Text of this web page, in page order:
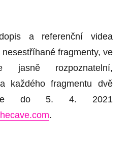
a referenční videa
fragmenty, ve
jasně rozpoznatelní,
každého fragmentu dvě
do 5. 4. 2021
.